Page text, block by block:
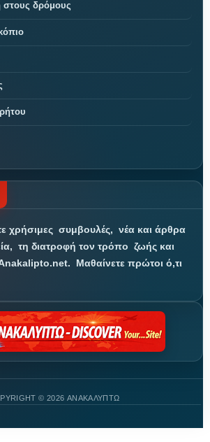
στους δρόμους
χρήσιμες συμβουλές, νέα και άρθρα
τη διατροφή τον τρόπο ζωής και
Μαθαίνετε πρώτοι ό,τι
© 2026 ΑΝΑΚΑΛΥΠΤΩ